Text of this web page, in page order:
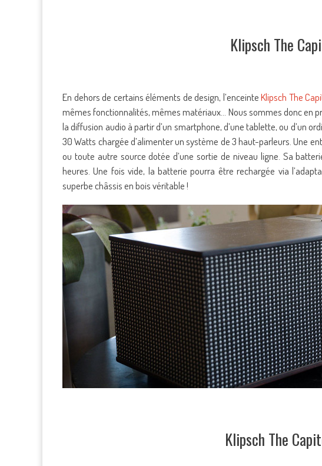
Klipsch The
En dehors de certains éléments de design, l’enceinteKlipsch The
mêmes fonctionnalités, mêmes matériaux… Nous sommes donc en
la diffusion audio à partir d’un smartphone, d’une tablette, ou d’un
30 Watts chargée d’alimenter un système de 3 haut-parleurs. Une
ou toute autre source dotée d’une sortie de niveau ligne. Sa
heures. Une fois vide, la batterie pourra être rechargée via
superbe châssis en bois véritable !
Klipsch The